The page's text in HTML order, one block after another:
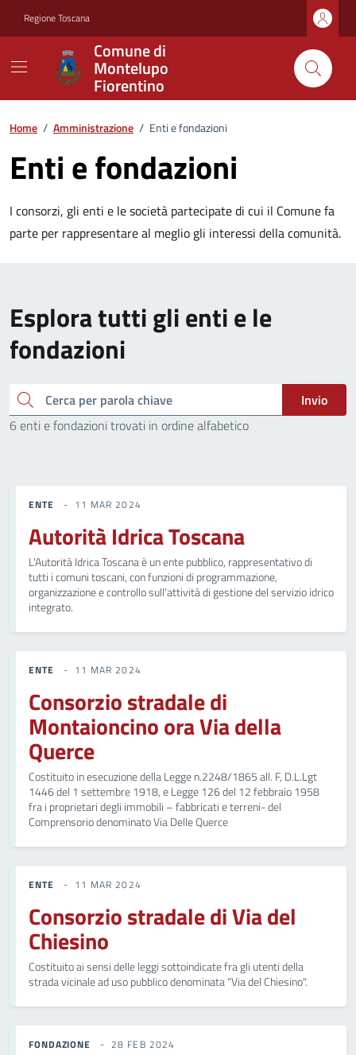
Regione Toscana
Comune di
Montelupo
Fiorentino
Home / Amministrazione / Enti e fondazioni
Enti e fondazioni
I consorzi, gli enti e le società partecipate di cui il Comune fa
parte per rappresentare al meglio gli interessi della comunità.
Esplora tutti gli enti e le
fondazioni
Cerca nel sito
Invio
6 enti e fondazioni trovati in ordine alfabetico
ENTE 11 MAR 2024
Autorità Idrica Toscana
L'Autorità Idrica Toscana è un ente pubblico, rappresentativo di
tutti i comuni toscani, con funzioni di programmazione,
organizzazione e controllo sull'attività di gestione del servizio idrico
integrato.
ENTE 11 MAR 2024
Consorzio stradale di
Montaioncino ora Via della
Querce
Costituito in esecuzione della Legge n.2248/1865 all. F, D.L.Lgt
1446 del 1 settembre 1918, e Legge 126 del 12 febbraio 1958
fra i proprietari degli immobili – fabbricati e terreni- del
Comprensorio denominato Via Delle Querce
ENTE 11 MAR 2024
Consorzio stradale di Via del
Chiesino
Costituito ai sensi delle leggi sottoindicate fra gli utenti della
strada vicinale ad uso pubblico denominata “Via del Chiesino".
FONDAZIONE 28 FEB 2024